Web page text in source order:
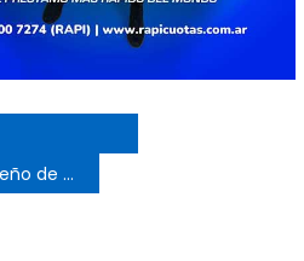
de entradas
en Quilmes